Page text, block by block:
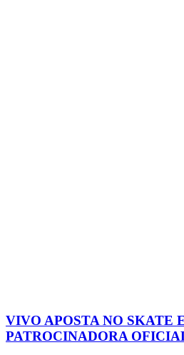
VIVO APOSTA NO SKATE
PATROCINADORA